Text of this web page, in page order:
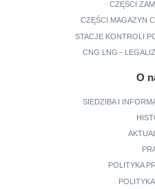
CZĘŚCI
CZĘŚCI MAGAZYN
STACJE KONTROLI
CNG LNG -
O
SIEDZIBA I
POLITYKA